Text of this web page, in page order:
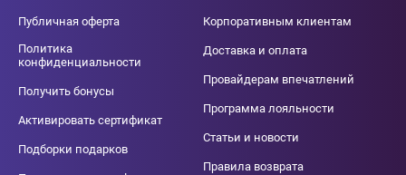
Публичная оферта
Политика
конфиденциальности
Получить бонусы
Активировать сертификат
Подборки подарков
Корпоративным клиентам
Доставка и оплата
Провайдерам впечатлений
Программа лояльности
Статьи и новости
Правила возврата